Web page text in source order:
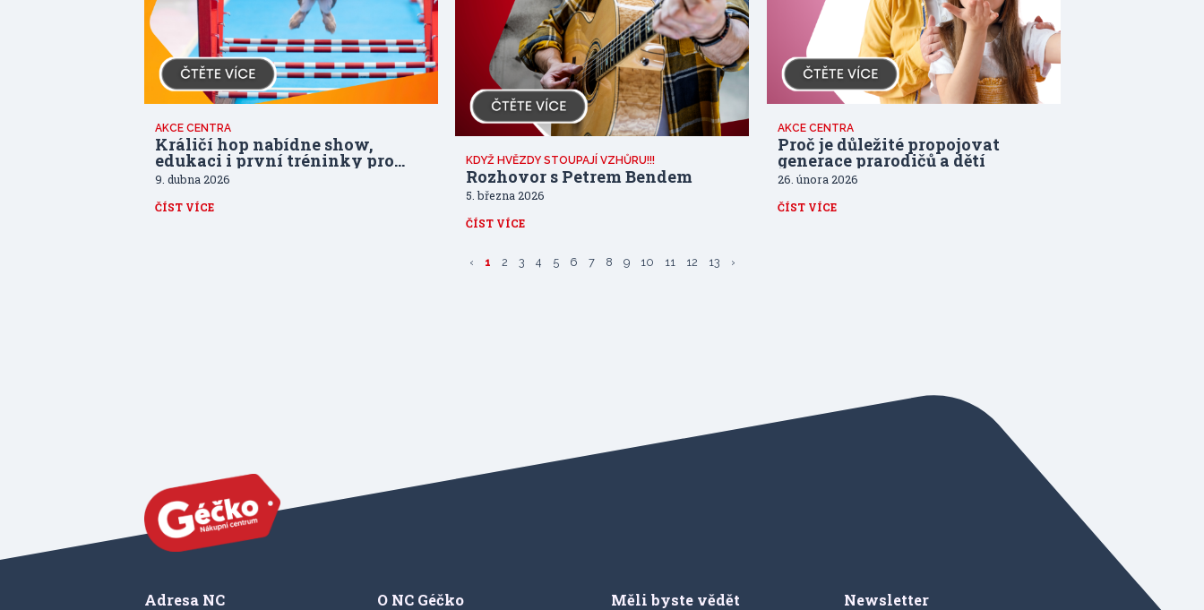
AKCE CENTRA
Králičí hop nabídne show,
edukaci i první tréninky pro
veřejnost
9. dubna 2026
ČÍST VÍCE
KDYŽ HVĚZDY STOUPAJÍ VZHŮRU!!!
Rozhovor s Petrem Bendem
5. března 2026
ČÍST VÍCE
AKCE CENTRA
Proč je důležité propojovat
generace prarodičů a dětí
26. února 2026
ČÍST VÍCE
‹ 1 2 3 4 5 6 7 8 9 10 11 12 13 ›
Adresa NC O NC Géčko Měli byste vědět Newsletter